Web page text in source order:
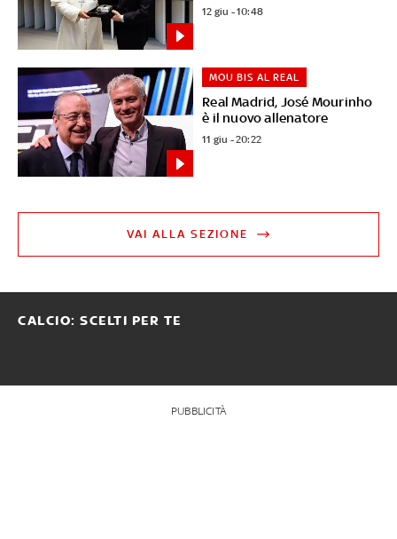
12 giu - 10:48
Real Madrid, José Mourinho
è il nuovo allenatore
MOU BIS AL REAL
11 giu - 20:22
VAI ALLA SEZIONE
CALCIO: SCELTI PER TE
PUBBLICITÀ